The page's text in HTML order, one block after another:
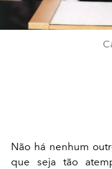
Não há nenhum
que seja tão